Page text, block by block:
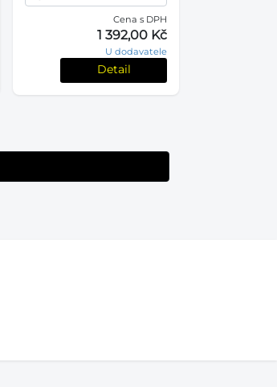
Cena s DPH
1 392,00 Kč
U dodavatele
Detail